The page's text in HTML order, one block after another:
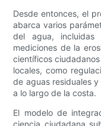
Desde entonces, el
abarca varios
del agua, incluidas
mediciones de la
científicos
locales, como
de aguas residuales
a lo largo de la costa.
El modelo de